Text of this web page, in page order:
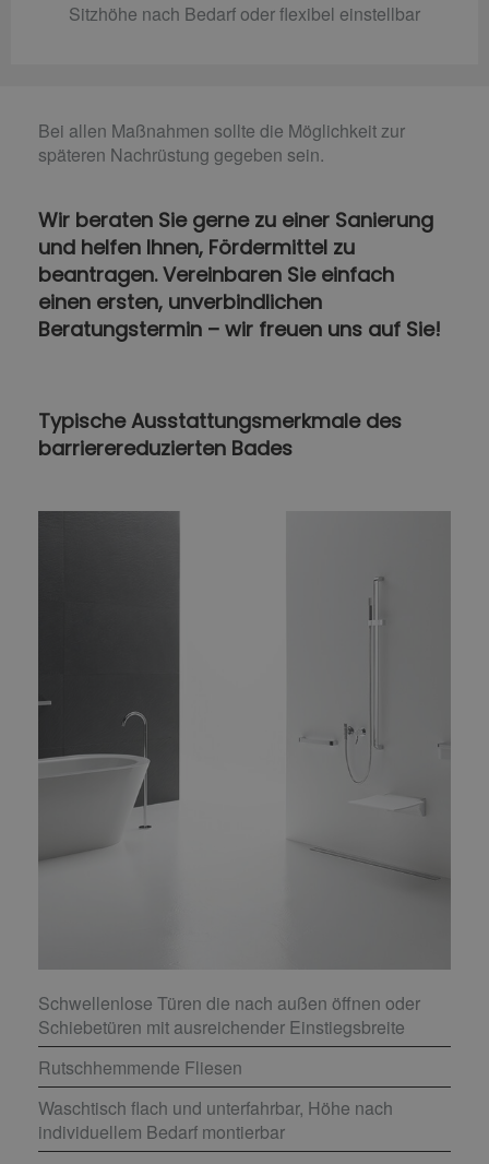
Sitzhöhe nach Bedarf oder flexibel einstellbar
Bei allen Maßnahmen sollte die Möglichkeit zur
späteren Nachrüstung gegeben sein.
Wir beraten Sie gerne zu einer Sanierung
und helfen Ihnen, Fördermittel zu
beantragen. Vereinbaren Sie einfach
einen ersten, unverbindlichen
Beratungstermin – wir freuen uns auf Sie!
Typische Ausstattungsmerkmale des
barrierereduzierten Bades
Schwellenlose Türen die nach außen öffnen oder
Schiebetüren mit ausreichender Einstiegsbreite
Rutschhemmende Fliesen
Waschtisch flach und unterfahrbar, Höhe nach
individuellem Bedarf montierbar